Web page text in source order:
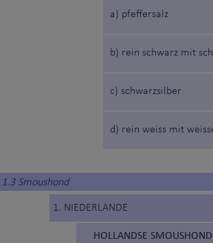
a) pfeffersalz
b) rein schwarz mit
c) schwarzsilber
d) rein weiss mit
1.3 Smoushond
1. NIEDERLANDE
HOLLANDSE